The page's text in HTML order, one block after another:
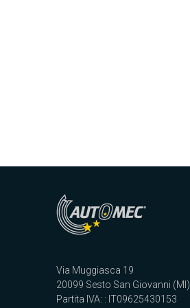
Via Muggiasca 19
20099 Sesto San Giovanni (MI)
Partita IVA: : IT09625430153